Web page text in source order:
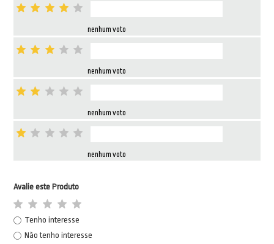
nenhum voto
nenhum voto
nenhum voto
nenhum voto
Avalie este Produto
Tenho interesse
Não tenho interesse